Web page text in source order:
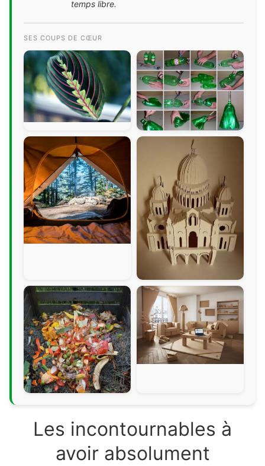
temps libre.
SES COUPS DE CŒUR
Les incontournables à
avoir absolument